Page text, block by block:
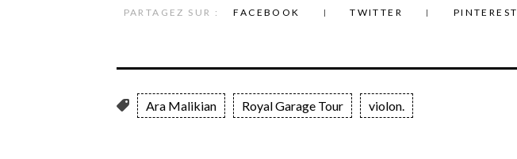
PARTAGEZ SUR : FACEBOOK TWITTER PINTEREST
Ara Malikian Royal Garage Tour violon.